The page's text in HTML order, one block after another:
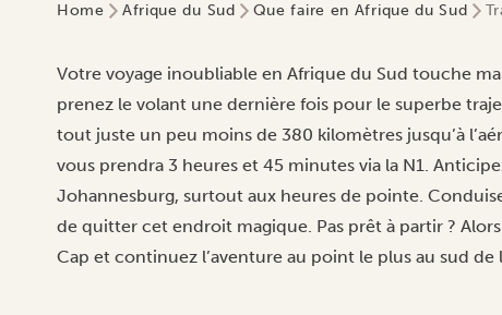
Home Afrique du Sud Que faire en Afrique du Sud
Votre voyage inoubliable en Afrique du Sud touche
prenez le volant une dernière fois pour le superbe
tout juste un peu moins de 380 kilomètres jusqu’à
vous prendra 3 heures et 45 minutes via la N1.
Johannesburg, surtout aux heures de pointe.
de quitter cet endroit magique. Pas prêt à partir ?
Cap et continuez l’aventure au point le plus au sud de